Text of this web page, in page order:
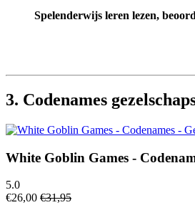
Spelenderwijs leren lezen,
3. Codenames
White Goblin Games -
5.0
€26,00 €31,95